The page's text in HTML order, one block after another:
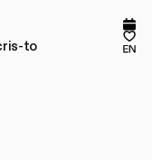
Inscris-toi au Défilé!en